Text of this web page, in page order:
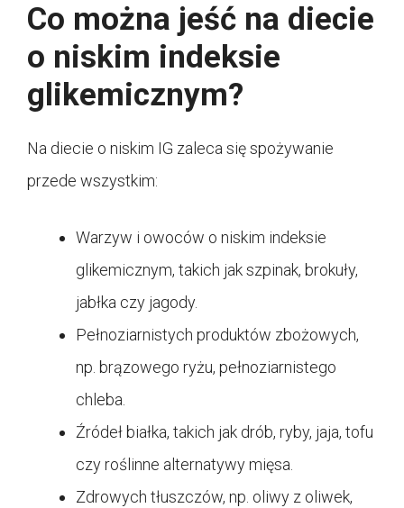
Co można jeść na diecie
o niskim indeksie
glikemicznym?
Na diecie o niskim IG zaleca się spożywanie
przede wszystkim:
Warzyw i owoców o niskim indeksie
glikemicznym, takich jak szpinak, brokuły,
jabłka czy jagody.
Pełnoziarnistych produktów zbożowych,
np. brązowego ryżu, pełnoziarnistego
chleba.
Źródeł białka, takich jak drób, ryby, jaja, tofu
czy roślinne alternatywy mięsa.
Zdrowych tłuszczów, np. oliwy z oliwek,